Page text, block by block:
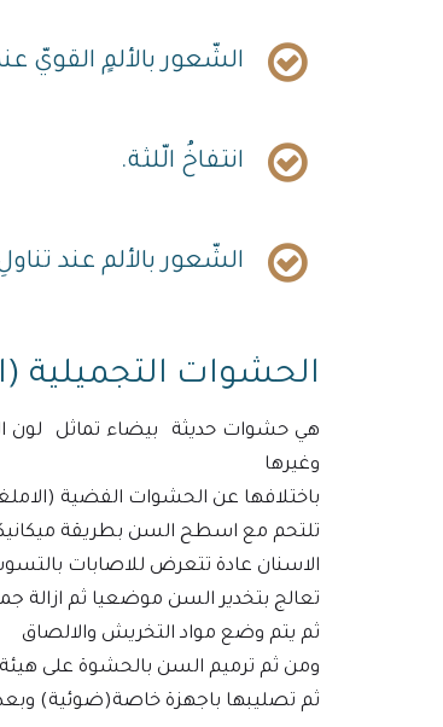
الشّعور بالألمٍ القويّ
انتفاخُ الّلثة.
الشّعور بالألم عند
الحشوات التجميلية
هي حشوات حديثة بيضاء تماثل لون
وغيرها
باختلافها عن الحشوات الفضية
تلتحم مع اسطح السن بطريقة
الاسنان عادة تتعرض للاصابات
تعالج بتخدير السن موضعيا ثم
ثم يتم وضع مواد التخريش والالصاق
ومن ثم ترميم السن بالحشوة على
ثم تصليبها باجهزة خاصة(ضوئية)